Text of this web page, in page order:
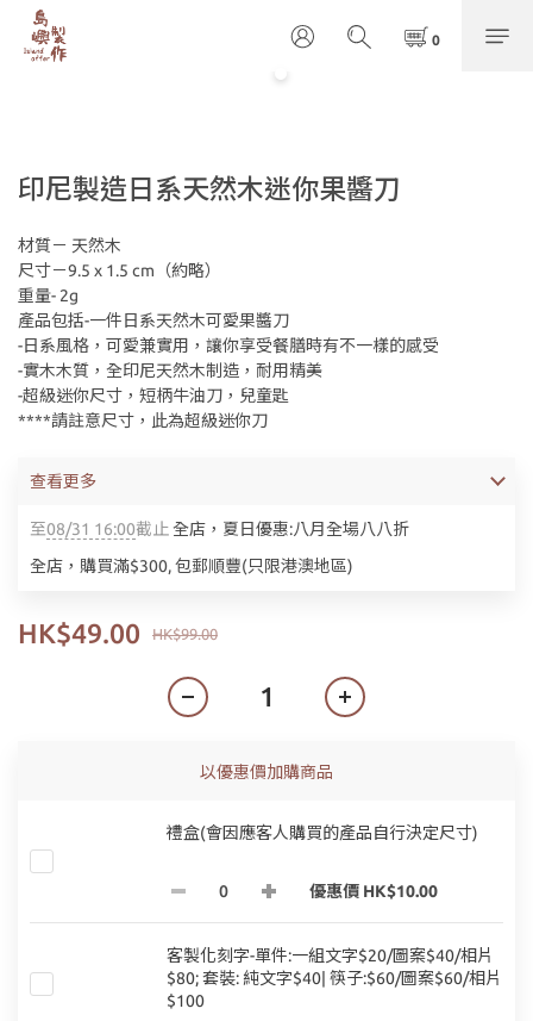
印尼製造日系天然木迷你果醬刀
材質－ 天然木
尺寸－9.5 x 1.5 cm（約略）
重量- 2g
產品包括-一件日系天然木可愛果醬刀
-日系風格，可愛兼實用，讓你享受餐膳時有不一樣的感受
-實木木質，全印尼天然木制造，耐用精美
-超級迷你尺寸，短柄牛油刀，兒童匙
****請註意尺寸，此為超級迷你刀
至08/31 16:00截止全店，夏日優惠:八月全場八八折
全店，購買滿$300, 包郵順豐(只限港澳地區)
查看更多
HK$99.00
HK$49.00
以優惠價加購商品
禮盒(會因應客人購買的產品自行決定尺寸)
優惠價 HK$10.00
客製化刻字-單件:一組文字$20/圖案$40/相片
$80; 套裝: 純文字$40| 筷子:$60/圖案$60/相片
$100